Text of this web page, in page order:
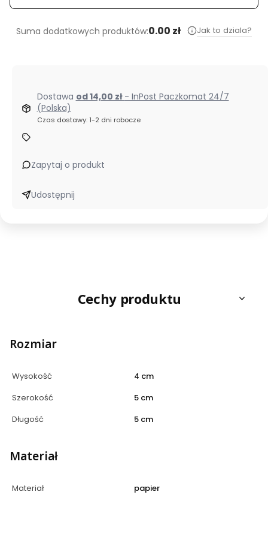
Suma dodatkowych produktów:0.00 zł Jak to dziala?
Dostawa od 14,00 zł - InPost Paczkomat 24/7
(Polska)
Czas dostawy: 1-2 dni robocze
Zapytaj o produkt
Udostępnij
Cechy produktu
Rozmiar
Wysokość
4 cm
Szerokość
5 cm
Długość
5 cm
Materiał
Materiał papier